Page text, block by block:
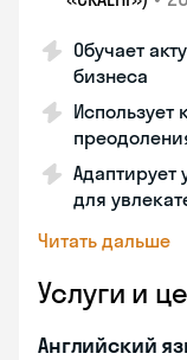
Обучает
бизнеса
Адаптирует
для
Читать дальше
Услуги и
Английский